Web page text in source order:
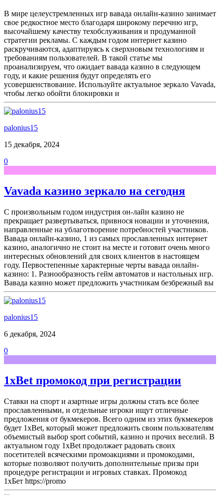
В мире целеустремленных игр вавада онлайн-казино занимает
свое редкостное место благодаря широкому перечню игр,
высочайшему качеству техобслуживания и продуманной
стратегии рекламы. С каждым годом интернет казино
раскручиваются, адаптируясь к сверхновым технологиям и
требованиям пользователей. В такой статье мы
проанализируем, что ожидает вавада казино в следующем
году, и какие решения будут определять его
усовершенствование. Используйте актуальное зеркало Vavada,
чтобы легко обойти блокировки и
palonius15
15 декабря, 2024
0
Vavada казино зеркало на сегодня
С произвольным годом индустрия он-лайн казино не
прекращает развертываться, привнося новации и уточнения,
направленные на ублаготворение потребностей участников.
Вавада онлайн-казино, 1 из самых прославленных интернет
казино, аналогично не стоит на месте и готовит очень много
интересных обновлений для своих клиентов в настоящем
году. Первостепенные характерные черты вавада онлайн-
казино: 1. Разнообразность гейм автоматов и настольных игр.
Вавада казино может предложить участникам безбрежный вы
palonius15
6 декабря, 2024
0
1xBet промокод при регистрации
Ставки на спорт и азартные игры должны стать все более
прославленными, и отдельные игроки ищут отличные
предложения от букмекеров. Всего одним из этих букмекеров
будет 1xBet, который может предложить своим пользователям
объемистый выбор sport событий, казино и прочих веселий. В
актуальном году 1xBet продолжает радовать своих
посетителей всяческими промоакциями и промокодами,
которые позволяют получить дополнительные призы при
процедуре регистрации и игровых ставках. Промокод
1хБет https://promo